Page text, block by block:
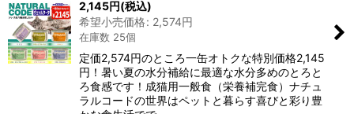
2,145円(税込)
希望小売価格: 2,574円
在庫数 25個
定価2,574円のところ一缶オトクな特別価格2,145
円！暑い夏の水分補給に最適な水分多めのとろと
ろ食感です！成猫用一般食（栄養補完食）ナチュ
ラルコードの世界はペットと暮らす喜びと彩り豊